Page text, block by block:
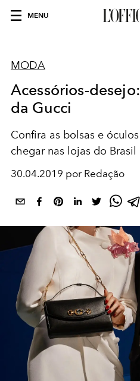
MENU
MODA
Acessórios-
da Gucci
Confira as bolsas e
chegar nas lojas do Brasil
30.04.2019 por Redação